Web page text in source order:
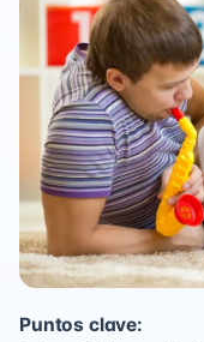
Puntos clave: